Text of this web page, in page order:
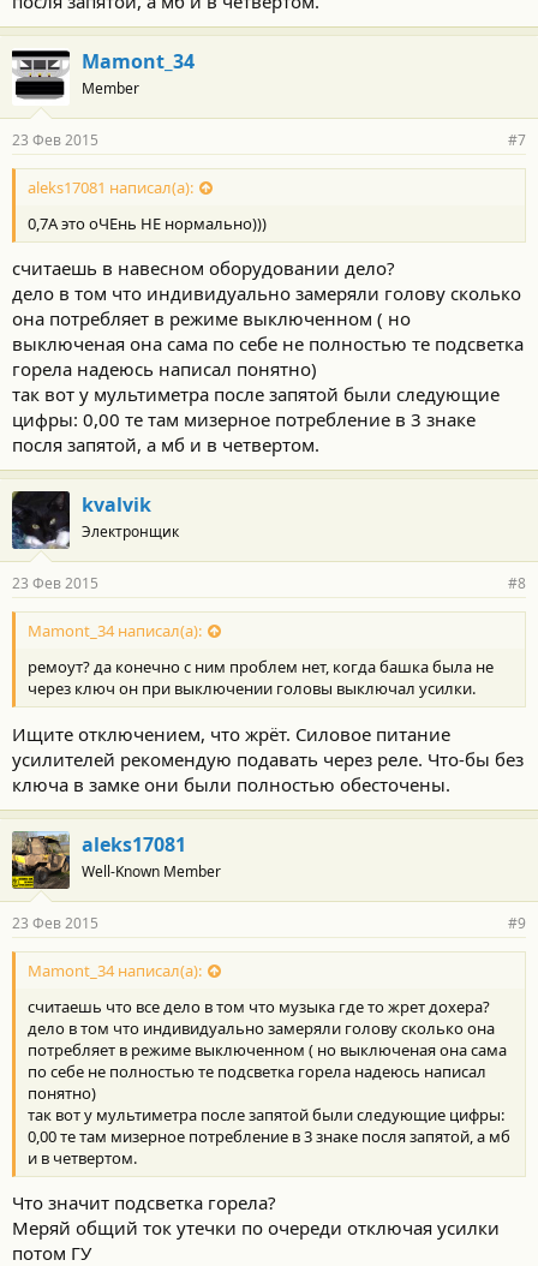
Mamont_34
Member
23 Фев 2015 #7
aleks17081 написал(а):
0,7А это оЧЕнь НЕ нормально)))
считаешь в навесном оборудовании дело?
дело в том что индивидуально замеряли голову сколько
она потребляет в режиме выключенном ( но
выключеная она сама по себе не полностью те подсветка
горела надеюсь написал понятно)
так вот у мультиметра после запятой были следующие
цифры: 0,00 те там мизерное потребление в 3 знаке
посля запятой, а мб и в четвертом.
kvalvik
Электронщик
23 Фев 2015 #8
Mamont_34 написал(а):
ремоут? да конечно с ним проблем нет, когда башка была не
через ключ он при выключении головы выключал усилки.
Ищите отключением, что жрёт. Силовое питание
усилителей рекомендую подавать через реле. Что-бы без
ключа в замке они были полностью обесточены.
aleks17081
Well-Known Member
23 Фев 2015 #9
Mamont_34 написал(а):
считаешь что все дело в том что музыка где то жрет дохера?
дело в том что индивидуально замеряли голову сколько она
потребляет в режиме выключенном ( но выключеная она сама
по себе не полностью те подсветка горела надеюсь написал
понятно)
так вот у мультиметра после запятой были следующие цифры:
0,00 те там мизерное потребление в 3 знаке посля запятой, а мб
и в четвертом.
Что значит подсветка горела?
Меряй общий ток утечки по очереди отключая усилки
потом ГУ